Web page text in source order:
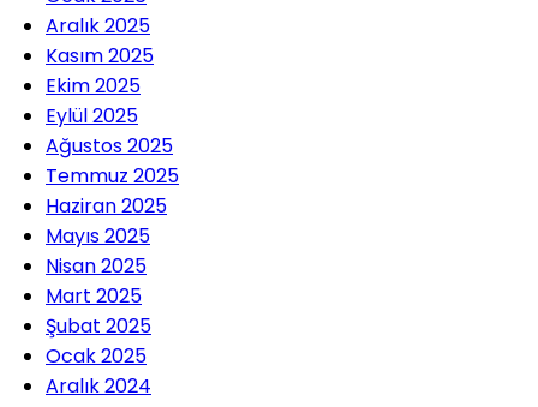
Aralık 2025
Kasım 2025
Ekim 2025
Eylül 2025
Ağustos 2025
Temmuz 2025
Haziran 2025
Mayıs 2025
Nisan 2025
Mart 2025
Şubat 2025
Ocak 2025
Aralık 2024